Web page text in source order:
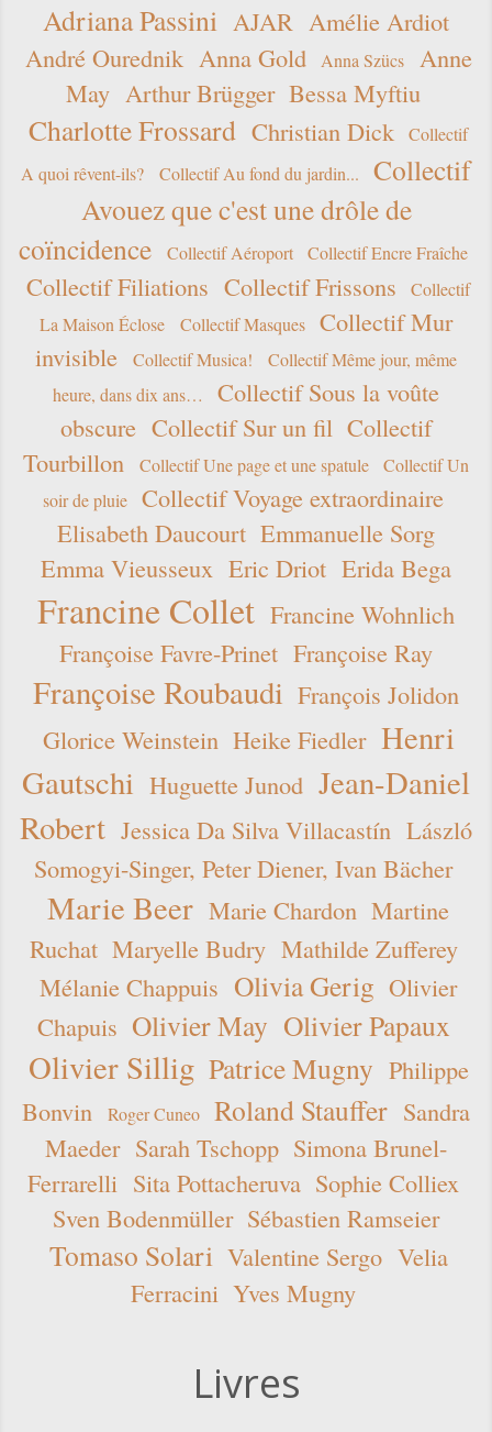
Adriana Passini AJAR Amélie Ardiot
André Ourednik Anna Gold Anna Szücs
Anne
May Arthur Brügger Bessa Myftiu
Charlotte Frossard Christian Dick
Collectif
A quoi rêvent-ils?
Collectif Au fond du jardin...
Collectif
Avouez que c'est une drôle de
coïncidence
Collectif Aéroport Collectif Encre Fraîche
Collectif Filiations Collectif Frissons
Collectif
La Maison Éclose
Collectif Masques
Collectif Mur
invisible
Collectif Musica!
Collectif Même jour, même
heure, dans dix ans…
Collectif Sous la voûte
obscure Collectif Sur un fil Collectif
Tourbillon
Collectif Une page et une spatule
Collectif Un
soir de pluie
Collectif Voyage extraordinaire
Elisabeth Daucourt Emmanuelle Sorg
Emma Vieusseux Eric Driot Erida Bega
Francine Collet Francine Wohnlich
Françoise Favre-Prinet Françoise Ray
Françoise Roubaudi François Jolidon
Glorice Weinstein Heike Fiedler Henri
Gautschi Huguette Junod Jean-Daniel
Robert Jessica Da Silva Villacastín László
Somogyi-Singer, Peter Diener, Ivan Bächer
Marie Beer Marie Chardon Martine
Ruchat Maryelle Budry Mathilde Zufferey
Mélanie Chappuis Olivia Gerig Olivier
Chapuis Olivier May Olivier Papaux
Olivier Sillig Patrice Mugny Philippe
Bonvin
Roger Cuneo Roland Stauffer Sandra
Maeder Sarah Tschopp Simona Brunel-
Ferrarelli Sita Pottacheruva Sophie Colliex
Sven Bodenmüller Sébastien Ramseier
Tomaso Solari Valentine Sergo Velia
Ferracini Yves Mugny
Livres